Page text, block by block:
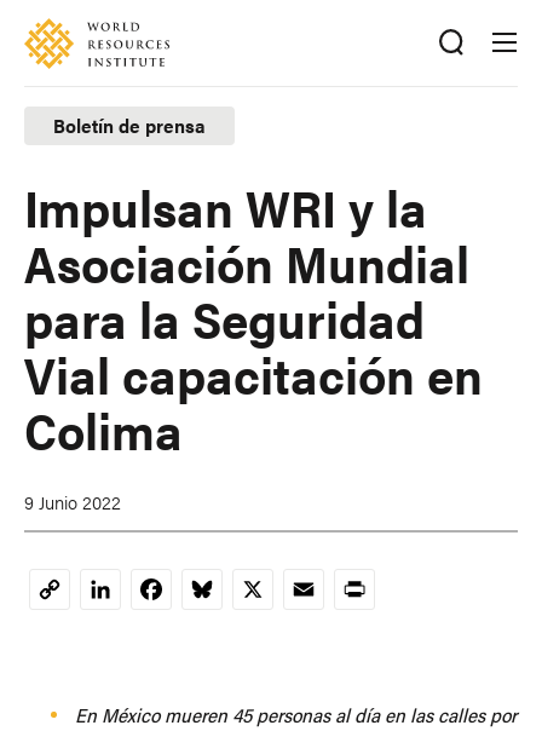
Skip
main
content
Accessibility
Boletín de prensa
Impulsan WRI y la
Asociación Mundial
para la Seguridad
Vial capacitación en
Colima
9 Junio 2022
CopyLinkedInFacebookBluesky
X EmailPrint
En México mueren 45 personas al día en las calles por